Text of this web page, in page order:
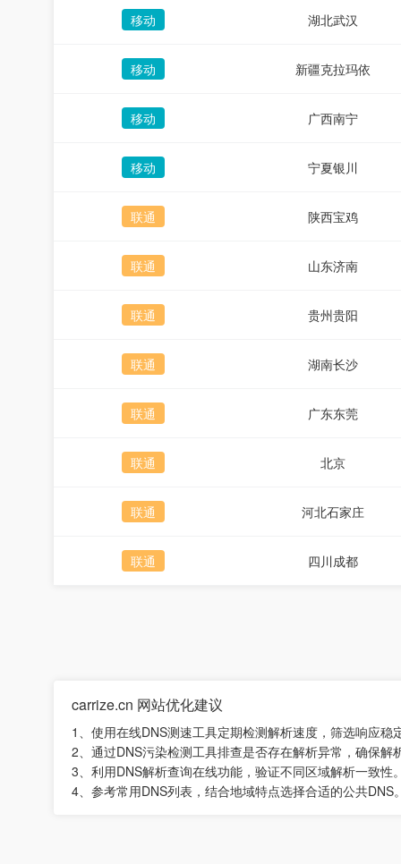
移动 湖北武汉
移动 新疆克拉玛依
移动 广西南宁
移动 宁夏银川
联通 陕西宝鸡
联通 山东济南
联通 贵州贵阳
联通 湖南长沙
联通 广东东莞
联通 北京
联通 河北石家庄
联通 四川成都
carrize.cn 网站优化建议
1、使用在线DNS测速工具定期检测解析速度，筛选响应稳
2、通过DNS污染检测工具排查是否存在解析异常，确保解
3、利用DNS解析查询在线功能，验证不同区域解析一致性
4、参考常用DNS列表，结合地域特点选择合适的公共DNS